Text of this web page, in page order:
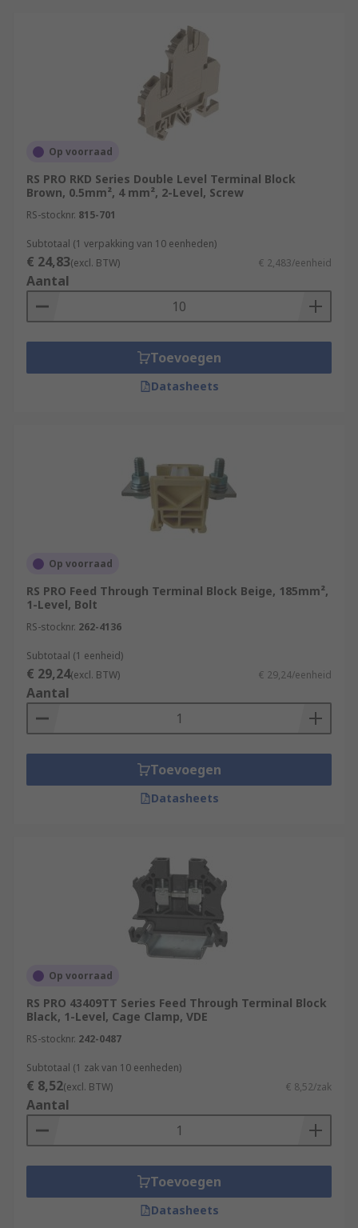
Op voorraad
RS PRO RKD Series Double Level Terminal Block
Brown, 0.5mm², 4 mm², 2-Level, Screw
RS-stocknr. 815-701
Subtotaal (1 verpakking van 10 eenheden)
€ 24,83(excl. BTW) € 2,483/eenheid
Aantal
Toevoegen
Datasheets
Op voorraad
RS PRO Feed Through Terminal Block Beige, 185mm²,
1-Level, Bolt
RS-stocknr. 262-4136
Subtotaal (1 eenheid)
€ 29,24(excl. BTW) € 29,24/eenheid
Aantal
Toevoegen
Datasheets
Op voorraad
RS PRO 43409TT Series Feed Through Terminal Block
Black, 1-Level, Cage Clamp, VDE
RS-stocknr. 242-0487
Subtotaal (1 zak van 10 eenheden)
€ 8,52(excl. BTW) € 8,52/zak
Aantal
Toevoegen
Datasheets